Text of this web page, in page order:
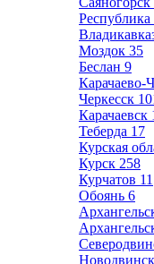
Моздок 35
Беслан 9
Карачаево-
Черкесск
Карачаевск
Теберда 17
Курская
Курск 258
Курчатов 11
Обоянь 6
Новодвинск